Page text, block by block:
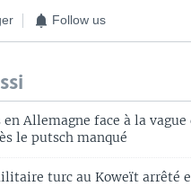
Follow us
Allemagne face à la vague
le putsch manqué
turc au Koweït arrêté